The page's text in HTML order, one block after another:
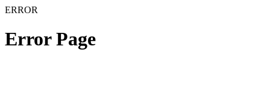
ERROR
Error Page